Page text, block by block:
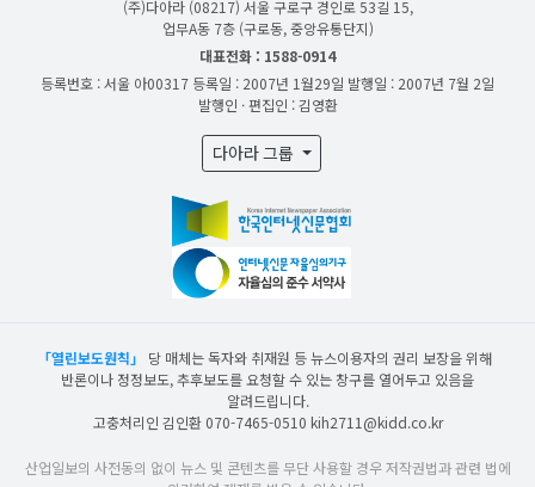
(주)다아라 (08217) 서울 구로구 경인로 53길 15,
업무A동 7층 (구로동, 중앙유통단지)
대표전화 : 1588-0914
등록번호 : 서울 아00317 등록일 : 2007년 1월29일 발행일 : 2007년 7월 2일
발행인 · 편집인 : 김영환
다아라 그룹
「열린보도원칙」
당 매체는 독자와 취재원 등 뉴스이용자의 권리 보장을 위해
반론이나 정정보도, 추후보도를 요청할 수 있는 창구를 열어두고 있음을
알려드립니다.
고충처리인 김인환 070-7465-0510 kih2711@kidd.co.kr
산업일보의 사전동의 없이 뉴스 및 콘텐츠를 무단 사용할 경우 저작권법과 관련 법에